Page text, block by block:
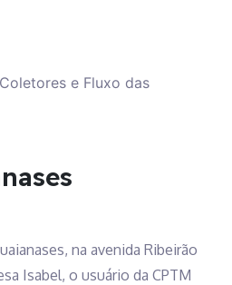
e Fluxo das
na avenida Ribeirão
Isabel, o usuário da CPTM